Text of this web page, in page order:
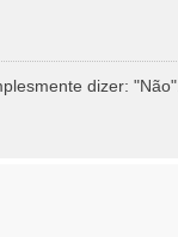
dizer: "Não".